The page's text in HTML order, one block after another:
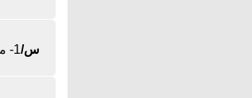
س/1- ما هي الجنابة؟